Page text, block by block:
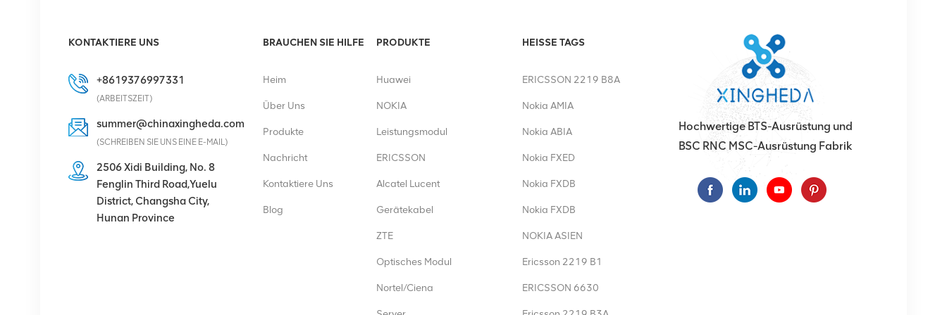
48V/1800W HE
Gleichrichtermodul 48V
2000W
DETAILS ANZEIGEN
KONTAKTIERE UNS
+8619376997331
(ARBEITSZEIT)
summer@chinaxingheda.com
(SCHREIBEN SIE UNS EINE E-MAIL)
2506 Xidi Building, No. 8
Fenglin Third Road,Yuelu
District, Changsha City,
Hunan Province
BRAUCHEN SIE HILFE
Heim
Über Uns
Produkte
Nachricht
Kontaktiere Uns
Blog
PRODUKTE
Huawei
NOKIA
Leistungsmodul
ERICSSON
Alcatel Lucent
Gerätekabel
ZTE
Optisches Modul
Nortel/Ciena
HEISSE TAGS
ERICSSON 2219 B8A
Nokia AMIA
Nokia ABIA
Nokia FXED
Nokia FXDB
Nokia FXDB
NOKIA ASIEN
Ericsson 2219 B1
ERICSSON 6630
Hochwertige BTS-Ausrüstung und
BSC RNC MSC-Ausrüstung Fabrik